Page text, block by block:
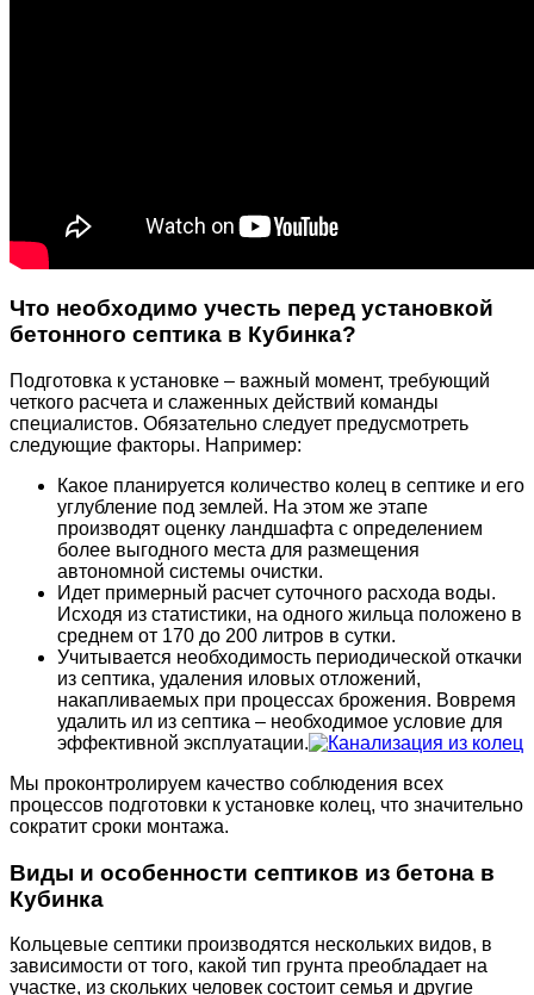
Что необходимо учесть перед установкой
бетонного септика в Кубинка?
Подготовка к установке – важный момент, требующий
четкого расчета и слаженных действий команды
специалистов. Обязательно следует предусмотреть
следующие факторы. Например:
Какое планируется количество колец в септике и его
углубление под землей. На этом же этапе
производят оценку ландшафта с определением
более выгодного места для размещения
автономной системы очистки.
Идет примерный расчет суточного расхода воды.
Исходя из статистики, на одного жильца положено в
среднем от 170 до 200 литров в сутки.
Учитывается необходимость периодической откачки
из септика, удаления иловых отложений,
накапливаемых при процессах брожения. Вовремя
удалить ил из септика – необходимое условие для
эффективной эксплуатации.
Мы проконтролируем качество соблюдения всех
процессов подготовки к установке колец, что значительно
сократит сроки монтажа.
Виды и особенности септиков из бетона в
Кубинка
Кольцевые септики производятся нескольких видов, в
зависимости от того, какой тип грунта преобладает на
участке, из скольких человек состоит семья и другие